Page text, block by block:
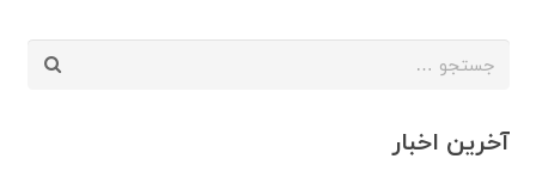
جستجو
آخرین اخبار